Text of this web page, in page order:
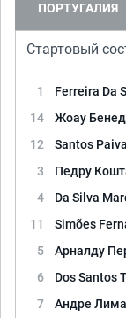
ПОРТУГАЛИЯ
Стартовый
1 Ferreira Da
14
Жоау
12
Santos Paiva
3
Педру
4
Da Silva
11
Simões
5
Арналду
6
Dos Santos
7
Андре Лима